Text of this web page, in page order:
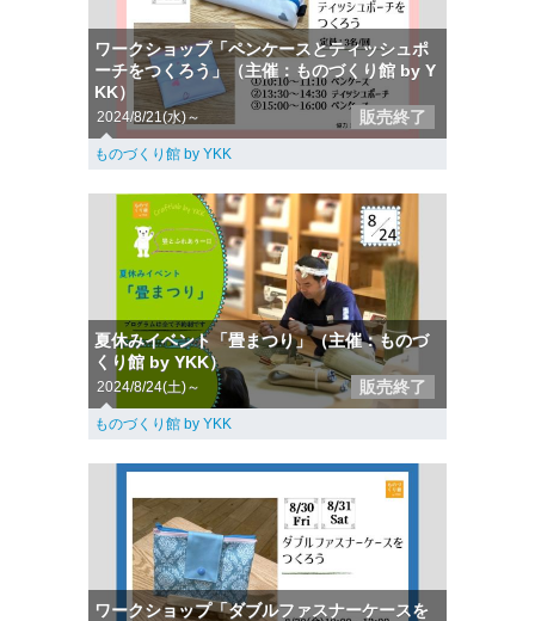
ワークショップ「ペンケースとティッシュポ
ーチをつくろう」（主催：ものづくり館 by Y
KK）
2024/8/21(水)～ 販売終了
ものづくり館 by YKK
夏休みイベント「畳まつり」（主催：ものづ
くり館 by YKK）
2024/8/24(土)～ 販売終了
ものづくり館 by YKK
ワークショップ「ダブルファスナーケースを